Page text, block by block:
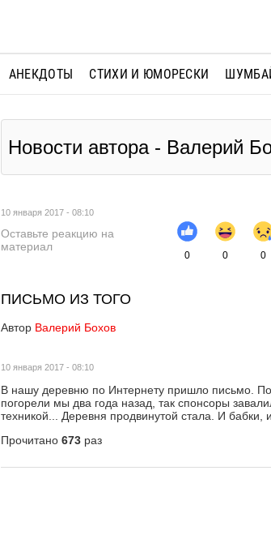
АНЕКДОТЫ СТИХИ И ЮМОРЕСКИ
Новости автора - Валерий
10 января 2017 - 08:10
Оставьте реакцию на
материал
0 0 0
ПИСЬМО ИЗ ТОГО
Автор Валерий Бохов
10 января 2017 - 08:10
В нашу деревню по Интернету пришло письмо.
погорели мы два года назад, так спонсоры
техникой... Деревня продвинутой стала. И бабки,
Прочитано 673 раз